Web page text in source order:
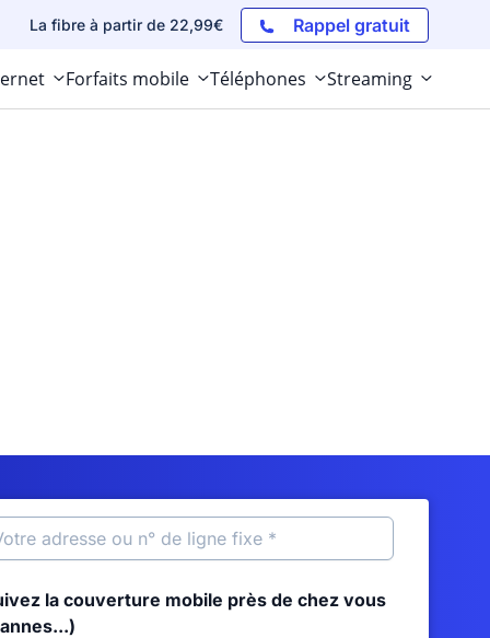
La fibre à partir de 22,99€ Rappel gratuit
Forfaits mobile Téléphones Streaming
la couverture mobile près de chez vous